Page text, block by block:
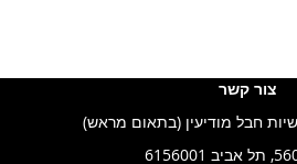
צור קשר